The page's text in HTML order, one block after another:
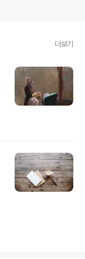
더보기